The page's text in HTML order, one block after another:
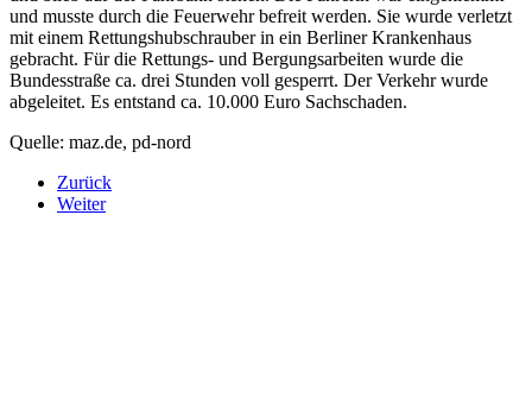
und musste durch die Feuerwehr befreit werden. Sie wurde verletzt
mit einem Rettungshubschrauber in ein Berliner Krankenhaus
gebracht. Für die Rettungs- und Bergungsarbeiten wurde die
Bundesstraße ca. drei Stunden voll gesperrt. Der Verkehr wurde
abgeleitet. Es entstand ca. 10.000 Euro Sachschaden.
Quelle: maz.de, pd-nord
Zurück
Weiter